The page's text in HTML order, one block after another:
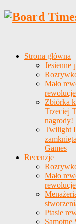
Strona główna
Jesienne
Mało
Zbiórka
Trzeciej
nagrody!
Twilight
Games
Recenzje
Mało
Ptasie
Samotne